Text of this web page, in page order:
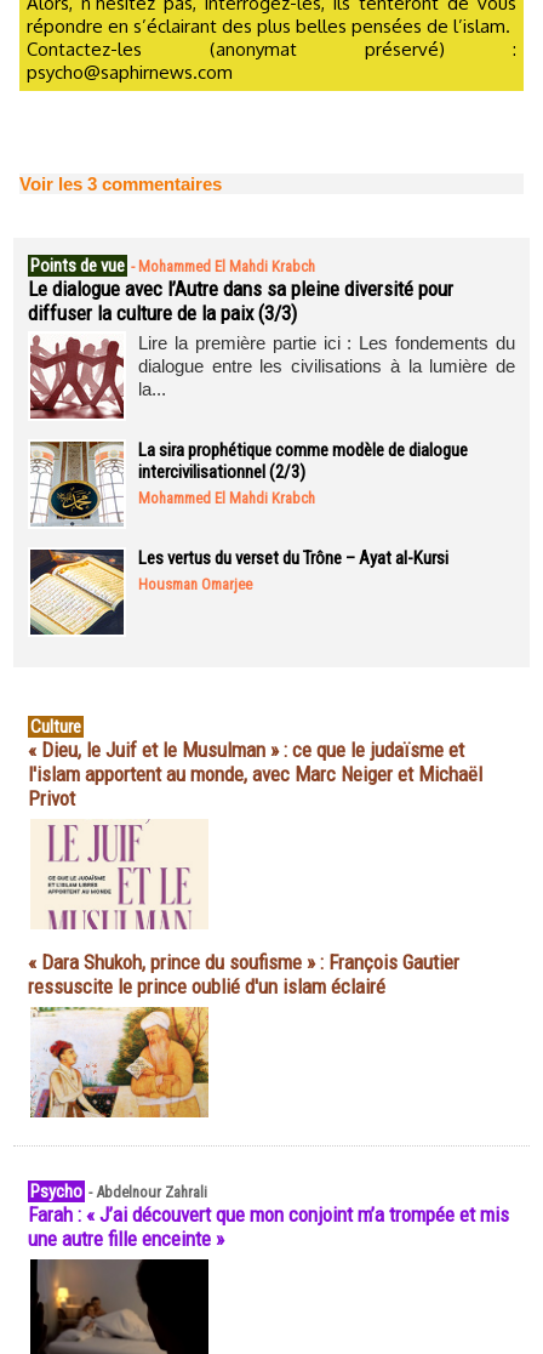
répondre en s’éclairant des plus belles pensées de l’islam.
Contactez-les (anonymat préservé) :
psycho@saphirnews.com
Voir les 3 commentaires
Points de vue - Mohammed El Mahdi Krabch
Le dialogue avec l’Autre dans sa pleine diversité pour
diffuser la culture de la paix (3/3)
Lire la première partie ici : Les fondements du
dialogue entre les civilisations à la lumière de
la...
La sira prophétique comme modèle de dialogue
intercivilisationnel (2/3)
Mohammed El Mahdi Krabch
Les vertus du verset du Trône – Ayat al-Kursi
Housman Omarjee
Culture
« Dieu, le Juif et le Musulman » : ce que le judaïsme et
l'islam apportent au monde, avec Marc Neiger et Michaël
Privot
« Dara Shukoh, prince du soufisme » : François Gautier
ressuscite le prince oublié d'un islam éclairé
Psycho -Abdelnour Zahrali
Farah : « J’ai découvert que mon conjoint m’a trompée et mis
une autre fille enceinte »